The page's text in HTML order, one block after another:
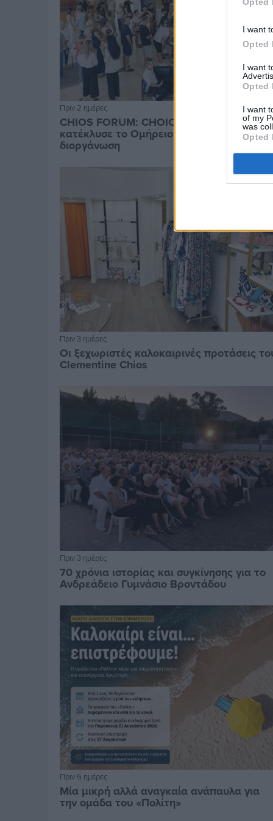
I want
Opted
I want
Opted
I want
of my
was
Opted
Πριν 2 ημέρες
CHIOS FORUM: CHOICES- Πλήθος κόσμου
κατέκλυσε το Ομήρειο για την μεγάλη
διοργάνωση
Πριν 3 ημέρες
Οι ξεχωριστές καλοκαιρινές προτάσεις
Clementine Chios
Πριν 3 ημέρες
70 χρόνια ιστορίας και συγκίνησης για το
Ανδρεάδειο Γυμνάσιο Βροντάδου
Πριν 6 ημέρες
Μία μικρή αλλά αναγκαία ανάπαυλα για
την ομάδα του «Πολίτη»